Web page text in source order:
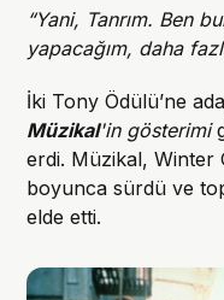
“Yani, Tanrım. Ben
yapacağım, daha
İki Tony Ödülü’ne
Müzikal'in gösterimi
erdi. Müzikal, Winter
boyunca sürdü ve
elde etti.